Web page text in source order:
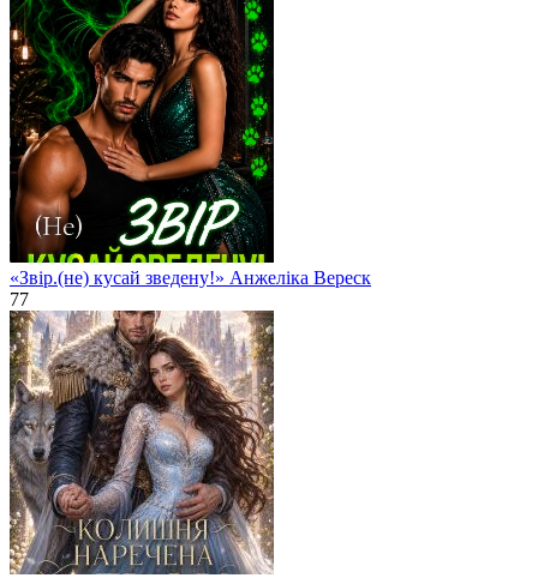
«Звір.(не) кусай зведену!» Анжеліка Вереск
77